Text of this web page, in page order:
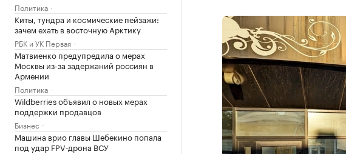
Политика
Киты, тундра и космические пейзажи:
зачем ехать в восточную Арктику
РБК и УК Первая
Матвиенко предупредила о мерах
Москвы из-за задержаний россиян в
Армении
Политика
Wildberries объявил о новых мерах
поддержки продавцов
Бизнес
Машина врио главы Шебекино попала
под удар FPV‑дрона ВСУ